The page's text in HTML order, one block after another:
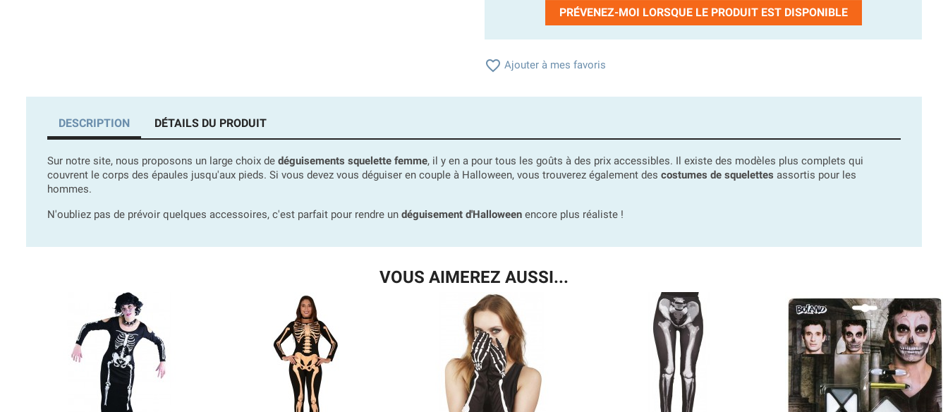
PRÉVENEZ-MOI LORSQUE LE PRODUIT EST DISPONIBLE
 Ajouter à mes favoris
DESCRIPTION DÉTAILS DU PRODUIT
Sur notre site, nous proposons un large choix de déguisements squelette femme, il y en a pour tous les goûts à des prix accessibles. Il existe des modèles plus complets qui
couvrent le corps des épaules jusqu'aux pieds. Si vous devez vous déguiser en couple à Halloween, vous trouverez également des costumes de squelettes assortis pour les
hommes.
N'oubliez pas de prévoir quelques accessoires, c'est parfait pour rendre un déguisement d'Halloween encore plus réaliste !
VOUS AIMEREZ AUSSI...